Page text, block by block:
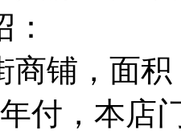
商铺，面
付，本店